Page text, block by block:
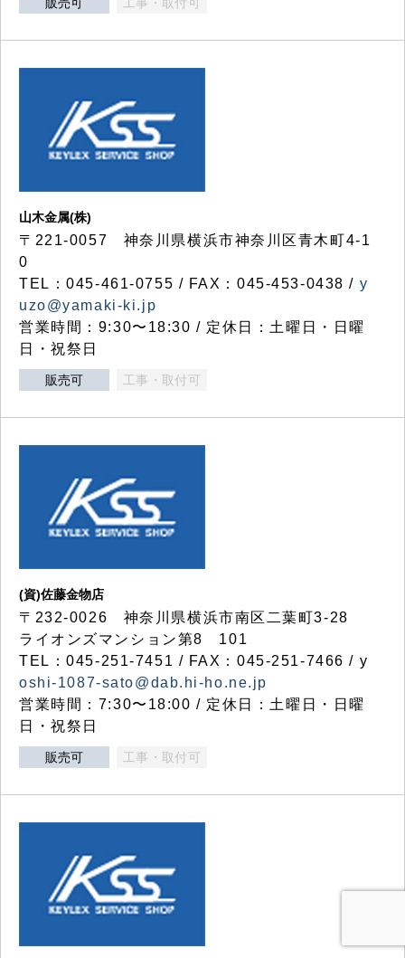
山木金属(株)
〒221-0057 神奈川県横浜市神奈川区青木町4-1
0
TEL：045-461-0755 / FAX：045-453-0438 / y
uzo@yamaki-ki.jp
営業時間：9:30〜18:30 / 定休日：土曜日・日曜
日・祝祭日
販売可 工事・取付可
(資)佐藤金物店
〒232-0026 神奈川県横浜市南区二葉町3-28
ライオンズマンション第8 101
TEL：045-251-7451 / FAX：045-251-7466 / y
oshi-1087-sato@dab.hi-ho.ne.jp
営業時間：7:30〜18:00 / 定休日：土曜日・日曜
日・祝祭日
販売可 工事・取付可